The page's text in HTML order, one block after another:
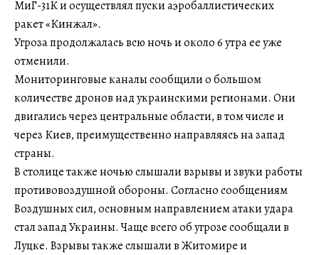
МиГ-31К и осуществлял пуски аэробаллистических
ракет «Кинжал».
Угроза продолжалась всю ночь и около 6 утра ее уже
отменили.
Мониторинговые каналы сообщили о большом
количестве дронов над украинскими регионами. Они
двигались через центральные области, в том числе и
через Киев, преимущественно направляясь на запад
страны.
В столице также ночью слышали взрывы и звуки работы
противовоздушной обороны. Согласно сообщениям
Воздушных сил, основным направлением атаки удара
стал запад Украины. Чаще всего об угрозе сообщали в
Луцке. Взрывы также слышали в Житомире и